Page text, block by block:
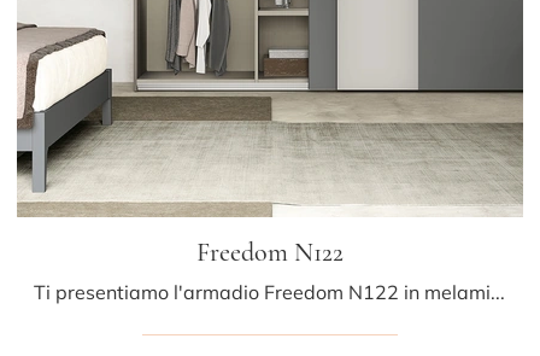
Freedom N122
Ti presentiamo l'armadio Freedom N122 in melaminico di Colombini Casa! Una ricca gamma di armadi a muro con ante scorrevoli.